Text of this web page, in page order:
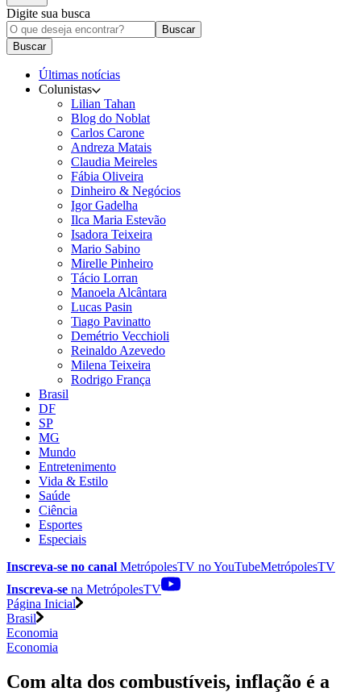
Digite sua busca
Buscar
Buscar
Últimas notícias
Colunistas
Lilian Tahan
Blog do Noblat
Carlos Carone
Andreza Matais
Claudia Meireles
Fábia Oliveira
Dinheiro & Negócios
Igor Gadelha
Ilca Maria Estevão
Isadora Teixeira
Mario Sabino
Mirelle Pinheiro
Tácio Lorran
Manoela Alcântara
Lucas Pasin
Tiago Pavinatto
Demétrio Vecchioli
Reinaldo Azevedo
Milena Teixeira
Rodrigo França
Brasil
DF
SP
MG
Mundo
Entretenimento
Vida & Estilo
Saúde
Ciência
Esportes
Especiais
Inscreva-se no canal MetrópolesTV noYouTubeMetrópolesTV
Inscreva-se na MetrópolesTV
Página Inicial
Brasil
Economia
Economia
Com alta dos combustíveis, inflação é a